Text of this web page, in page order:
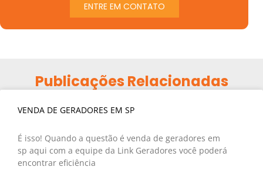
ENTRE EM CONTATO
Publicações Relacionadas
VENDA DE GERADORES EM SP
É isso! Quando a questão é venda de geradores em
sp aqui com a equipe da Link Geradores você poderá
encontrar eficiência